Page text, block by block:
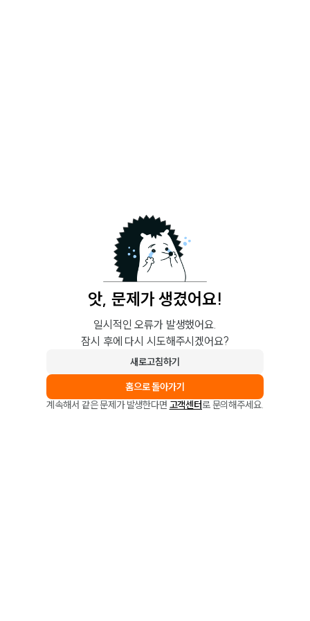
앗, 문제가 생겼어요!
일시적인 오류가 발생했어요.
잠시 후에 다시 시도해주시겠어요?
새로고침하기
홈으로 돌아가기
계속해서 같은 문제가 발생한다면 고객센터로 문의해주세요.